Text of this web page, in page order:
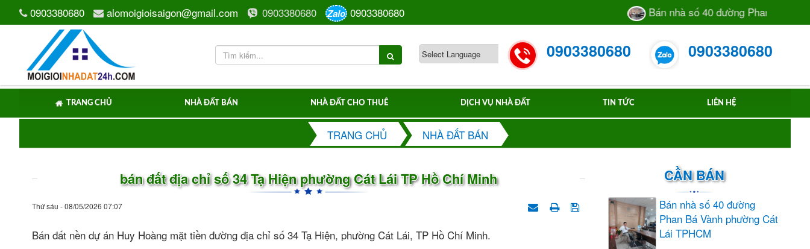
0903380680 alomoigioisaigon@gmail.com 0903380680 Zalo 0903380680 Bán nhà số 40 đường Phan Bá Vành
0903380680 0903380680
TRANG CHỦ NHÀ ĐẤT BÁN NHÀ ĐẤT CHO THUÊ DỊCH VỤ NHÀ ĐẤT TIN TỨC LIÊN HỆ
TRANG CHỦ NHÀ ĐẤT BÁN
bán đất địa chỉ số 34 Tạ Hiện phường Cát Lái TP Hồ Chí Minh
Thứ sáu - 08/05/2026 07:07
Bán đất nền dự án Huy Hoàng mặt tiền đường địa chỉ số 34 Tạ Hiện, phường Cát Lái, TP Hồ Chí Minh.
CẦN BÁN
Bán nhà số 40 đường
Phan Bá Vành phường Cát
Lái TPHCM